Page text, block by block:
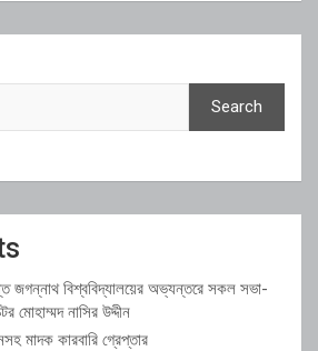
Search
জগন্নাথ বিশ্ববিদ্যালয়ের অভ্যন্তরে সকল সভা-
মোহাম্মদ নাসির উদ্দীন
মাদক কারবারি গ্রেপ্তার